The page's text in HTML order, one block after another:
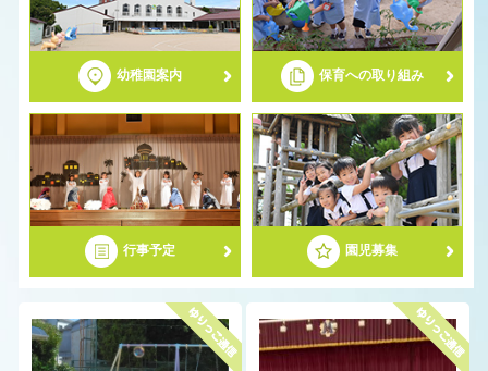
幼稚園案内 保育への取り組み
行事予定 園児募集
募集要項
ゆりっこわくわく幼稚園
2歳児子育て応援事業（2歳児募集）